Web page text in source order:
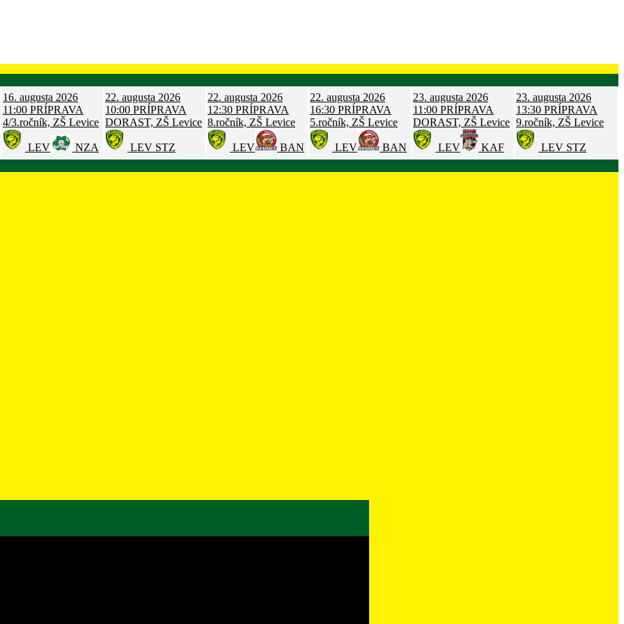
16. augusta 2026
11:00 PRÍPRAVA
4/3.ročník, ZŠ Levice
LEV NZA
22. augusta 2026
10:00 PRÍPRAVA
DORAST, ZŠ Levice
LEV STZ
22. augusta 2026
12:30 PRÍPRAVA
8.ročník, ZŠ Levice
LEV BAN
22. augusta 2026
16:30 PRÍPRAVA
5.ročník, ZŠ Levice
LEV BAN
23. augusta 2026
11:00 PRÍPRAVA
DORAST, ZŠ Levice
LEV KAF
23. augusta 2026
13:30 PRÍPRAVA
9.ročník, ZŠ Levice
LEV STZ